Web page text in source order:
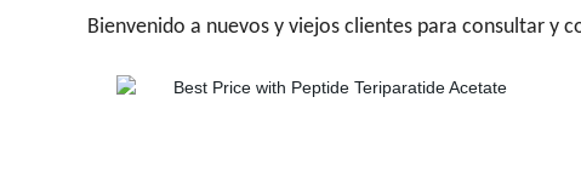
Bienvenido a nuevos y viejos clientes para consultar y